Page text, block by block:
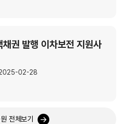
권 발행 이차보전 지원사
02-28
전체보기